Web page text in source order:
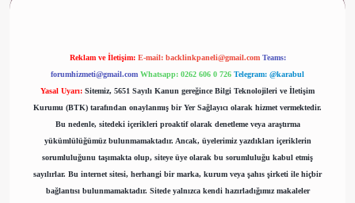
Reklam ve İletişim: E-mail: backlinkpaneli@gmail.com Teams:
forumhizmeti@gmail.com Whatsapp: 0262 606 0 726 Telegram: @karabul
Yasal Uyarı: Sitemiz, 5651 Sayılı Kanun gereğince Bilgi Teknolojileri ve İletişim
Kurumu (BTK) tarafından onaylanmış bir Yer Sağlayıcı olarak hizmet vermektedir.
Bu nedenle, sitedeki içerikleri proaktif olarak denetleme veya araştırma
yükümlülüğümüz bulunmamaktadır. Ancak, üyelerimiz yazdıkları içeriklerin
sorumluluğunu taşımakta olup, siteye üye olarak bu sorumluluğu kabul etmiş
sayılırlar. Bu internet sitesi, herhangi bir marka, kurum veya şahıs şirketi ile hiçbir
bağlantısı bulunmamaktadır. Sitede yalnızca kendi hazırladığımız makaleler